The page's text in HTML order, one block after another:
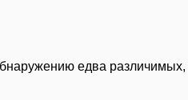
едва различимых,